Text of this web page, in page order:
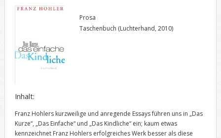
Prosa
Taschenbuch (Luchterhand, 2010)
Inhalt:
Franz Hohlers kurzweilige und anregende Essays führen uns in „Das
Kurze“, „Das Einfache“ und „Das Kindliche“ ein; kaum etwas
kennzeichnet Franz Hohlers erfolgreiches Werk besser als diese